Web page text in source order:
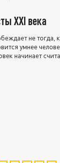
XXI века
не тогда,
умнее
начинает